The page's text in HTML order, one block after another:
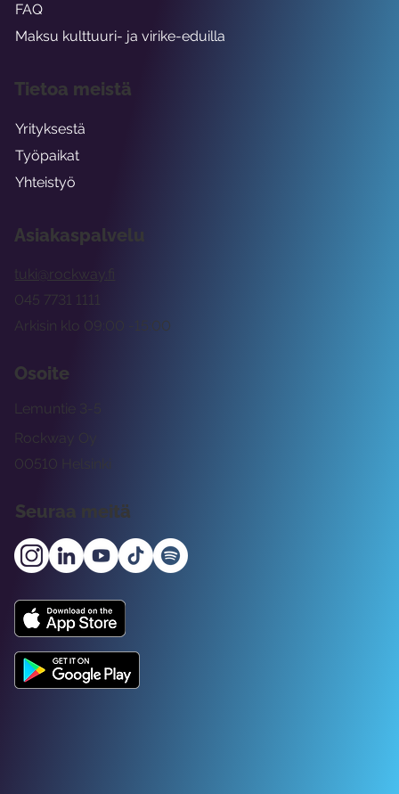
Asiakaspalvelu
tuki@rockway.fi
Arkisin klo 09:00 -15:00
045 7731 1111
Osoite
Rockway Oy
Lemuntie 3-5
00510 Helsinki
Seuraa meitä
FAQ
Maksu kulttuuri- ja virike-eduilla
Tietoa meistä
Yrityksestä
Työpaikat
Yhteistyö